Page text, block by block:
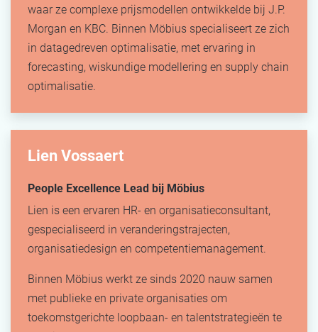
waar ze complexe prijsmodellen ontwikkelde bij J.P.
Morgan en KBC. Binnen Möbius specialiseert ze zich
in datagedreven optimalisatie, met ervaring in
forecasting, wiskundige modellering en supply chain
optimalisatie.
Lien Vossaert
People Excellence Lead bij Möbius
Lien is een ervaren HR- en organisatieconsultant,
gespecialiseerd in veranderingstrajecten,
organisatiedesign en competentiemanagement.
Binnen Möbius werkt ze sinds 2020 nauw samen
met publieke en private organisaties om
toekomstgerichte loopbaan- en talentstrategieën te